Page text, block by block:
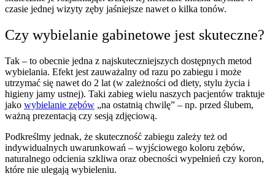
czasie jednej wizyty zęby jaśniejsze nawet o kilka tonów.
Czy wybielanie gabinetowe jest skuteczne?
Tak – to obecnie jedna z najskuteczniejszych dostępnych metod
wybielania. Efekt jest zauważalny od razu po zabiegu i może
utrzymać się nawet do 2 lat (w zależności od diety, stylu życia i
higieny jamy ustnej). Taki zabieg wielu naszych pacjentów traktuje
jako wybielanie zębów „na ostatnią chwilę” – np. przed ślubem,
ważną prezentacją czy sesją zdjęciową.
Podkreślmy jednak, że skuteczność zabiegu zależy też od
indywidualnych uwarunkowań – wyjściowego koloru zębów,
naturalnego odcienia szkliwa oraz obecności wypełnień czy koron,
które nie ulegają wybieleniu.